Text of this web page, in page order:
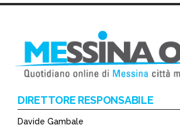
DIRETTORE RESPONSABILE
Davide Gambale